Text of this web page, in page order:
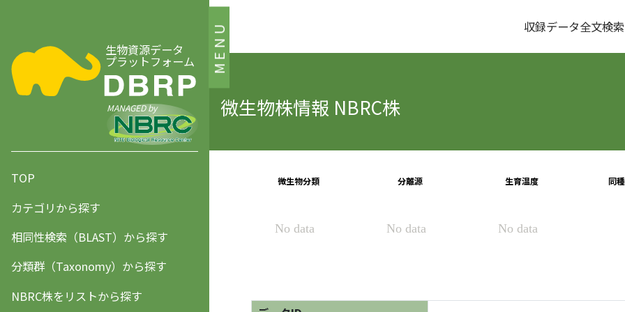
MENU
生物資源データ
プラットフォーム
MANAGED by
TOP
カテゴリから探す
相同性検索（BLAST）から探す
分類群（Taxonomy）から探す
NBRC株をリストから探す
収録データ全文検索
微生物株情報 NBRC株